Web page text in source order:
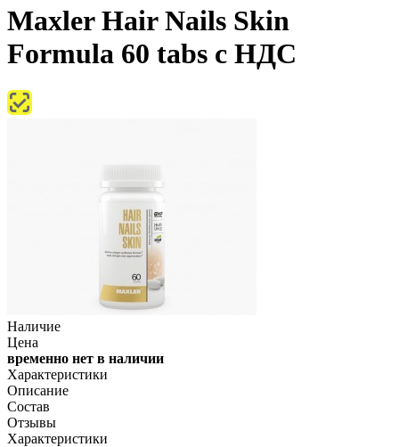
Maxler Hair Nails Skin
Formula 60 tabs с НДС
Наличие
Цена
временно нет в наличии
Характеристики
Описание
Состав
Отзывы
Характеристики